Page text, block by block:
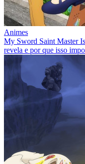
Animes
My Sword Saint Master
revela e por que isso